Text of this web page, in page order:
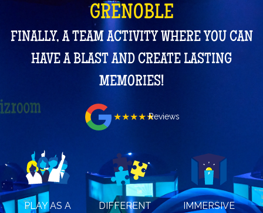
GRENOBLE
FINALLY, A TEAM ACTIVITY WHERE YOU CAN
HAVE A BLAST AND CREATE LASTING
MEMORIES!
★★★★★Reviews
PLAY AS A
DIFFERENT
IMMERSIVE